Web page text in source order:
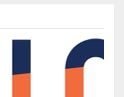
公開！ 新オプション！ AI
の業務実態を分析し労務改
支援。 藤原竜也メイキング
公開 「もしAIが自分を分析し
、すぐ休めと言われる自信が
」「昨年の夏はカブトムシを
えたり、虫と戦ったり…」
ストAIテラス、ガバナンス機
備えたAIエージェントプラッ